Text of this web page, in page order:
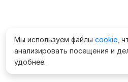
Мы используем файлы cookie ,
анализировать посещения и
удобнее.